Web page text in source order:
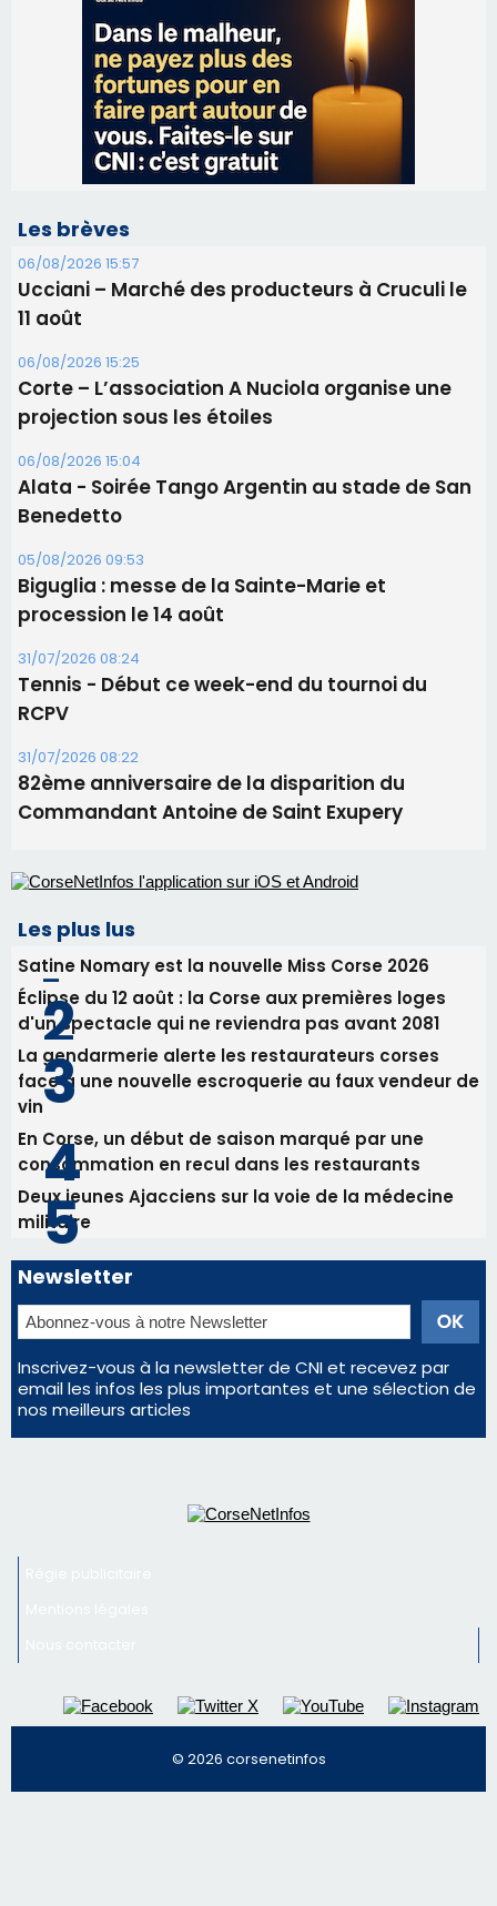
Les brèves
06/08/2026 15:57
Ucciani – Marché des producteurs à Cruculi le
11 août
06/08/2026 15:25
Corte – L’association A Nuciola organise une
projection sous les étoiles
06/08/2026 15:04
Alata - Soirée Tango Argentin au stade de San
Benedetto
05/08/2026 09:53
Biguglia : messe de la Sainte-Marie et
procession le 14 août
31/07/2026 08:24
Tennis - Début ce week-end du tournoi du
RCPV
31/07/2026 08:22
82ème anniversaire de la disparition du
Commandant Antoine de Saint Exupery
Les plus lus
Satine Nomary est la nouvelle Miss Corse 2026
Éclipse du 12 août : la Corse aux premières loges
d'un spectacle qui ne reviendra pas avant 2081
La gendarmerie alerte les restaurateurs corses
face à une nouvelle escroquerie au faux vendeur de
vin
En Corse, un début de saison marqué par une
consommation en recul dans les restaurants
Deux jeunes Ajacciens sur la voie de la médecine
militaire
Newsletter
Inscrivez-vous à la newsletter de CNI et recevez par
email les infos les plus importantes et une sélection de
nos meilleurs articles
© 2026 corsenetinfos